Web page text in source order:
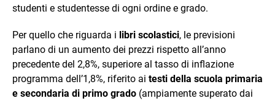
studenti e studentesse di ogni ordine e grado.
Per quello che riguarda i libri scolastici, le previsioni
parlano di un aumento dei prezzi rispetto all’anno
precedente del 2,8%, superiore al tasso di inflazione
programma dell’1,8%, riferito ai testi della scuola primaria
e secondaria di primo grado (ampiamente superato dai